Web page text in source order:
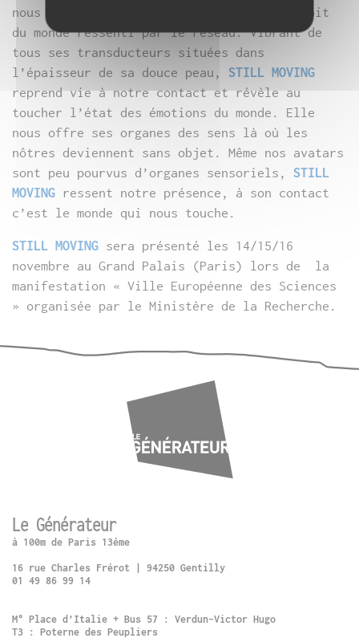
nous transmet ce qu’elle voit, sent, perçoit
du monde ressenti par le réseau. Vibrant de
tous ses transducteurs situées dans
l’épaisseur de sa douce peau, STILL MOVING
reprend vie à notre contact et révèle au
toucher l’état des émotions du monde. Elle
nous offre ses organes des sens là où les
nôtres deviennent sans objet. Même nos avatars
sont peu pourvus d’organes sensoriels, STILL
MOVING ressent notre présence, à son contact
c’est le monde qui nous touche.
STILL MOVING sera présenté les 14/15/16
novembre au Grand Palais (Paris) lors de la
manifestation « Ville Européenne des Sciences
» organisée par le Ministère de la Recherche.
Le Générateur
à 100m de Paris 13ème
16 rue Charles Frérot | 94250 Gentilly
01 49 86 99 14
M° Place d’Italie + Bus 57 : Verdun-Victor Hugo
T3 : Poterne des Peupliers